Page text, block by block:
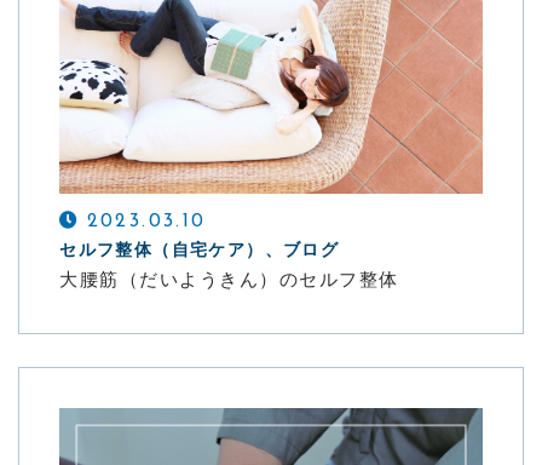
2023.03.10
セルフ整体（自宅ケア）、ブログ
大腰筋（だいようきん）のセルフ整体